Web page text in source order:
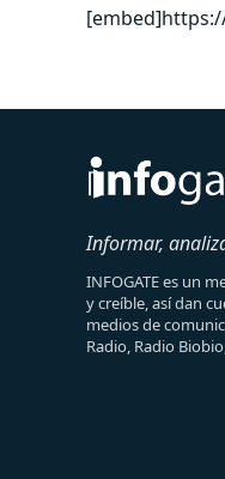
Informar,
INFOGATE es un
y creíble, así dan
medios de
Radio, Radio